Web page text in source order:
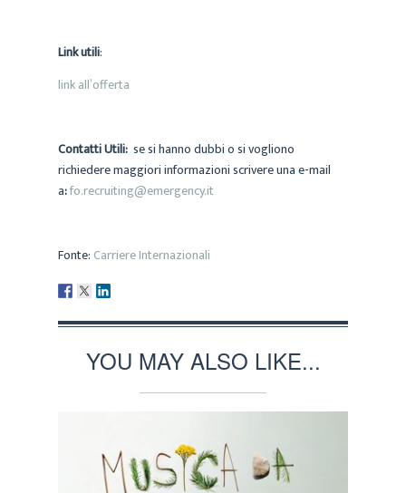
Link utili:
link all’offerta
Contatti Utili: se si hanno dubbi o si vogliono
richiedere maggiori informazioni scrivere una e-mail
a:fo.recruiting@emergency.it
Fonte: Carriere Internazionali
YOU MAY ALSO LIKE...